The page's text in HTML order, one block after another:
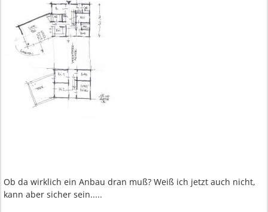
Ob da wirklich ein Anbau dran muß? Weiß ich jetzt auch nicht,
kann aber sicher sein.....